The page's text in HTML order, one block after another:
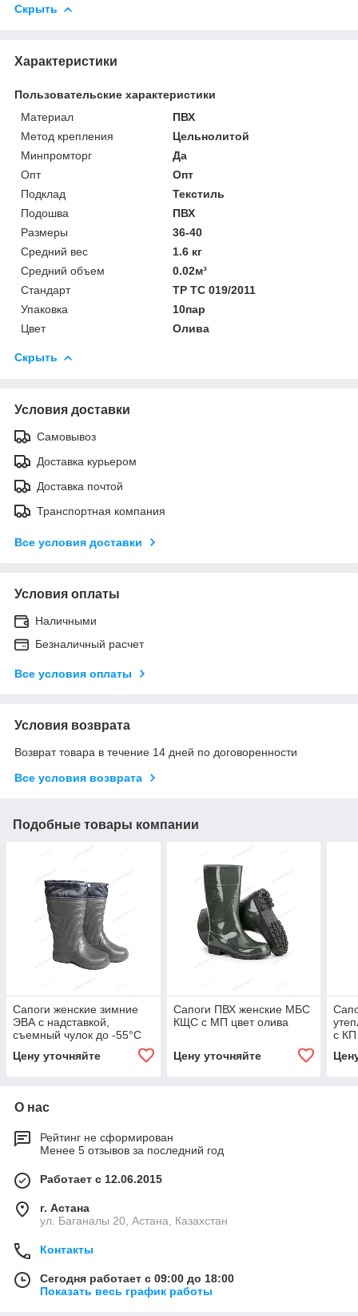
Скрыть
Характеристики
Пользовательские характеристики
Материал
ПВХ
Метод крепления
Цельнолитой
Минпромторг
Да
Опт
Опт
Подклад
Текстиль
Подошва
ПВХ
Размеры
36-40
Средний вес
1.6 кг
Средний объем
0.02м³
Стандарт
ТР ТС 019/2011
Упаковка
10пар
Цвет
Олива
Скрыть
Условия доставки
Самовывоз
Доставка курьером
Доставка почтой
Транспортная компания
Все условия доставки
Условия оплаты
Наличными
Безналичный расчет
Все условия оплаты
Условия возврата
Возврат товара в течение 14 дней по договоренности
Все условия возврата
Подобные товары компании
Сапоги женские зимние
ЭВА с надставкой,
съемный чулок до -55°С
Цену уточняйте
Сапоги ПВХ женские МБС
КЩС с МП цвет олива
Цену уточняйте
с
О нас
Рейтинг не сформирован
Менее 5 отзывов за последний год
Работает с 12.06.2015
г. Астана
ул. Баганалы 20, Астана, Казахстан
Контакты
Сегодня работает с 09:00 до 18:00
Показать весь график работы